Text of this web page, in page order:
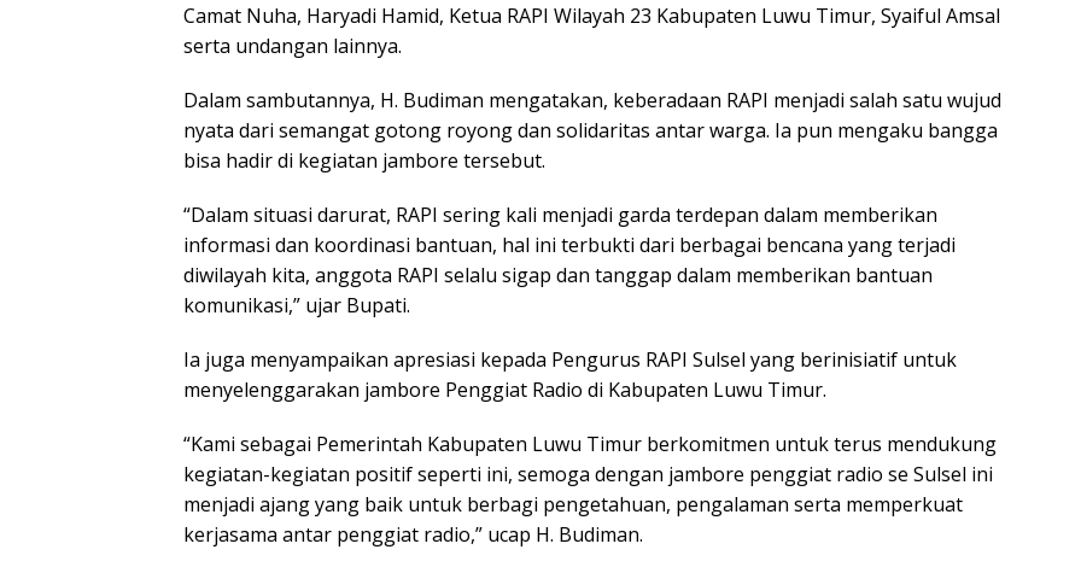
Camat Nuha, Haryadi Hamid, Ketua RAPI Wilayah 23 Kabupaten Luwu Timur, Syaiful Amsal
serta undangan lainnya.
Dalam sambutannya, H. Budiman mengatakan, keberadaan RAPI menjadi salah satu wujud
nyata dari semangat gotong royong dan solidaritas antar warga. Ia pun mengaku bangga
bisa hadir di kegiatan jambore tersebut.
“Dalam situasi darurat, RAPI sering kali menjadi garda terdepan dalam memberikan
informasi dan koordinasi bantuan, hal ini terbukti dari berbagai bencana yang terjadi
diwilayah kita, anggota RAPI selalu sigap dan tanggap dalam memberikan bantuan
komunikasi,” ujar Bupati.
Ia juga menyampaikan apresiasi kepada Pengurus RAPI Sulsel yang berinisiatif untuk
menyelenggarakan jambore Penggiat Radio di Kabupaten Luwu Timur.
“Kami sebagai Pemerintah Kabupaten Luwu Timur berkomitmen untuk terus mendukung
kegiatan-kegiatan positif seperti ini, semoga dengan jambore penggiat radio se Sulsel ini
menjadi ajang yang baik untuk berbagi pengetahuan, pengalaman serta memperkuat
kerjasama antar penggiat radio,” ucap H. Budiman.